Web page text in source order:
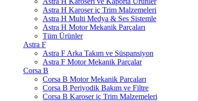
Astra H Karoser iç Trim Malzemeleri
Astra H Multi Medya & Ses Sistemle
Astra H Motor Mekanik Parçaları
Tüm Ürünler
Astra F
Astra F Arka Takım ve Süspansiyon
Astra F Motor Mekanik Parçalar
Corsa B
Corsa B Motor Mekanik Parçaları
Corsa B Periyodik Bakım ve Filtre
Corsa B Karoser iç Trim Malzemeleri